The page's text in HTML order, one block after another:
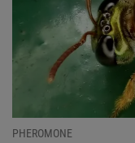
PHEROMONE